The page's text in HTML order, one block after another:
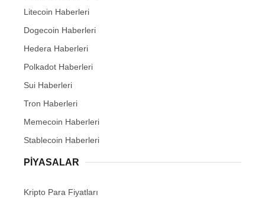
Litecoin Haberleri
Dogecoin Haberleri
Hedera Haberleri
Polkadot Haberleri
Sui Haberleri
Tron Haberleri
Memecoin Haberleri
Stablecoin Haberleri
PIYASALAR
Kripto Para Fiyatları